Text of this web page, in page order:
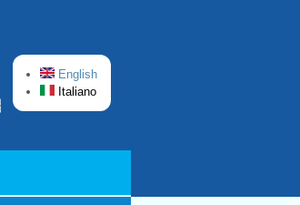
English
Italiano